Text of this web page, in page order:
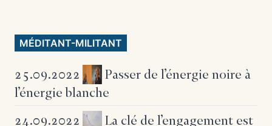
MÉDITANT-MILITANT
25.09.2022
Passer de l’énergie noire à
l’énergie blanche
24.09.2022
La clé de l’engagement est